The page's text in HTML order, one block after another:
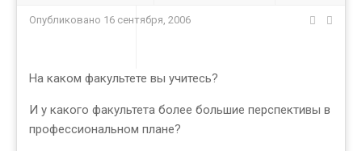
Опубликовано 16 сентября, 2006
На каком факультете вы учитесь?
И у какого факультета более большие перспективы в
профессиональном плане?